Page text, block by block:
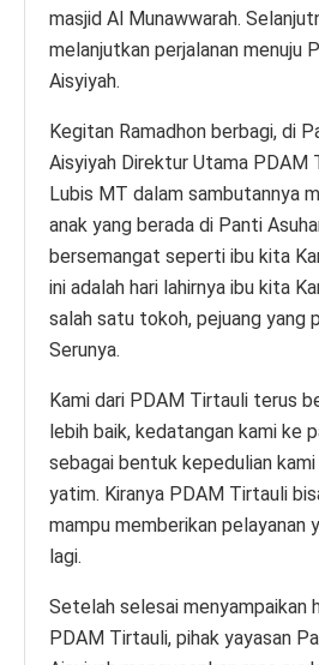
masjid Al Munawwarah.
melanjutkan perjalanan menuju
Aisyiyah.
Kegitan Ramadhon berbagi, di
Aisyiyah Direktur Utama PDAM
Lubis MT dalam sambutannya
anak yang berada di Panti
bersemangat seperti ibu kita
ini adalah hari lahirnya ibu kita
salah satu tokoh, pejuang yang
Serunya.
Kami dari PDAM Tirtauli terus
lebih baik, kedatangan kami ke
sebagai bentuk kepedulian
yatim. Kiranya PDAM Tirtauli
mampu memberikan pelayanan
lagi.
Setelah selesai menyampaikan
PDAM Tirtauli, pihak yayasan